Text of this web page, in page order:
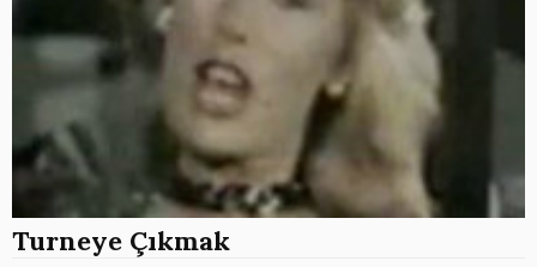
Turneye Çıkmak